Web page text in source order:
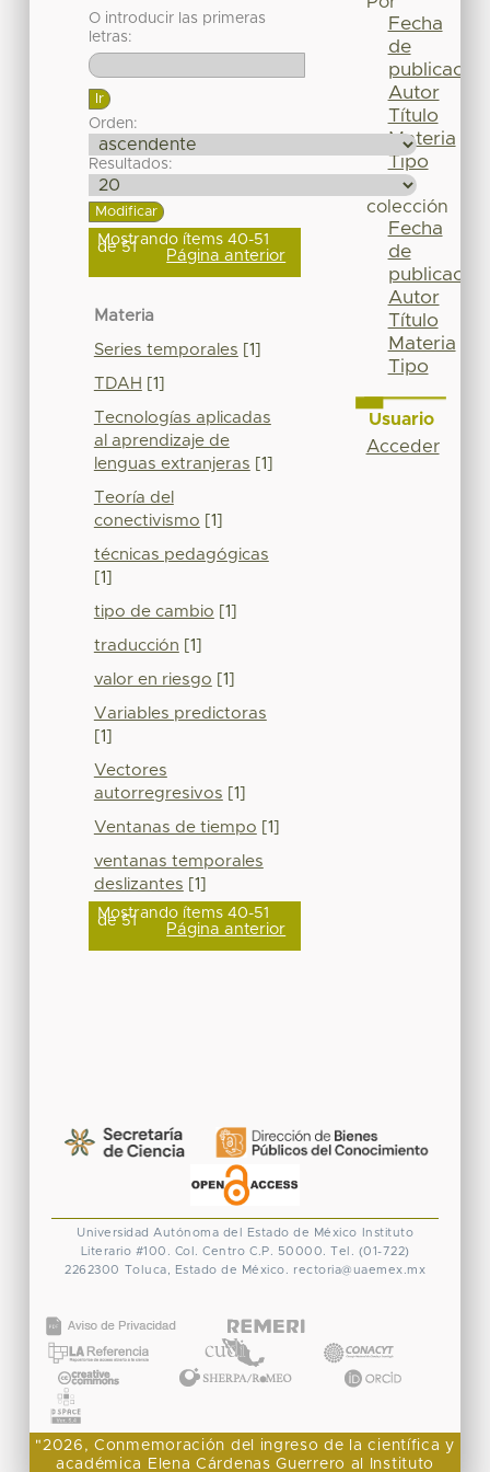
O introducir las primeras
letras:
Orden:
Resultados:
Mostrando ítems 40-51
de 51 Página anterior
Materia
Series temporales [1]
TDAH [1]
Tecnologías aplicadas
al aprendizaje de
lenguas extranjeras [1]
Teoría del
conectivismo [1]
técnicas pedagógicas
[1]
tipo de cambio [1]
traducción [1]
valor en riesgo [1]
Variables predictoras
[1]
Vectores
autorregresivos [1]
Ventanas de tiempo [1]
ventanas temporales
deslizantes [1]
Mostrando ítems 40-51
de 51 Página anterior
Fecha
de
publicación
Autor
Título
Materia
Tipo
colección
Fecha
de
publicación
Autor
Título
Materia
Tipo
Usuario
Acceder
Universidad Autónoma del Estado de México
Instituto
Literario #100. Col. Centro C.P. 50000. Tel. (01-722)
2262300 Toluca, Estado de México. rectoria@uaemex.mx
"2026, Conmemoración del ingreso de la científica y
académica Elena Cárdenas Guerrero al Instituto